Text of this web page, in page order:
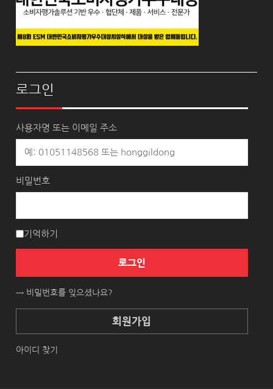
로그인
사용자명 또는 이메일 주소
비밀번호
기억하기
로그인
→ 비밀번호를 잊으셨나요?
회원가입
아이디 찾기